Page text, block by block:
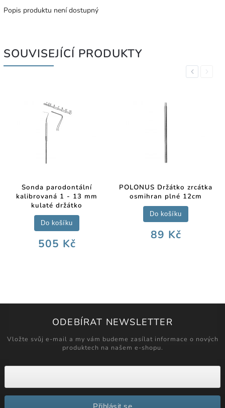
Popis produktu není dostupný
SOUVISEJÍCÍ PRODUKTY
Previous
Sonda parodontální
kalibrovaná 1 - 13 mm
kulaté držátko
505 Kč
Do košíku
POLONUS Držátko zrcátka
osmihran plné 12cm
89 Kč
Do košíku
Next
ODEBÍRAT NEWSLETTER
Vložte svůj e-mail a my vám budeme zasílat informace o nových
produktech na našem e-shopu.
Přihlásit se